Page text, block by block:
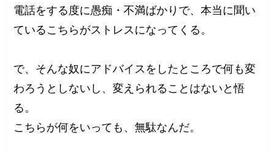
電話をする度に愚痴・不満ばかりで、本当に聞い
ているこちらがストレスになってくる。
で、そんな奴にアドバイスをしたところで何も変
わろうとしないし、変えられることはないと悟
る。
こちらが何をいっても、無駄なんだ。